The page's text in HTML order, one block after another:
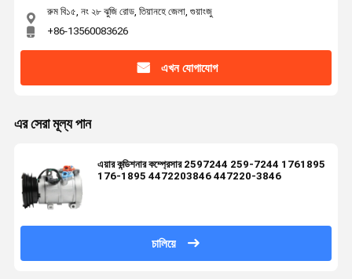
রুম বি১৫, নং ২৮ ঝুজি রোড, তিয়ানহে জেলা, গুয়াংজু
+86-13560083626
এখন যোগাযোগ
এর সেরা মূল্য পান
এয়ার কন্ডিশনার কম্প্রেসার 2597244 259-7244 1761895
176-1895 4472203846 447220-3846
চালিয়ে